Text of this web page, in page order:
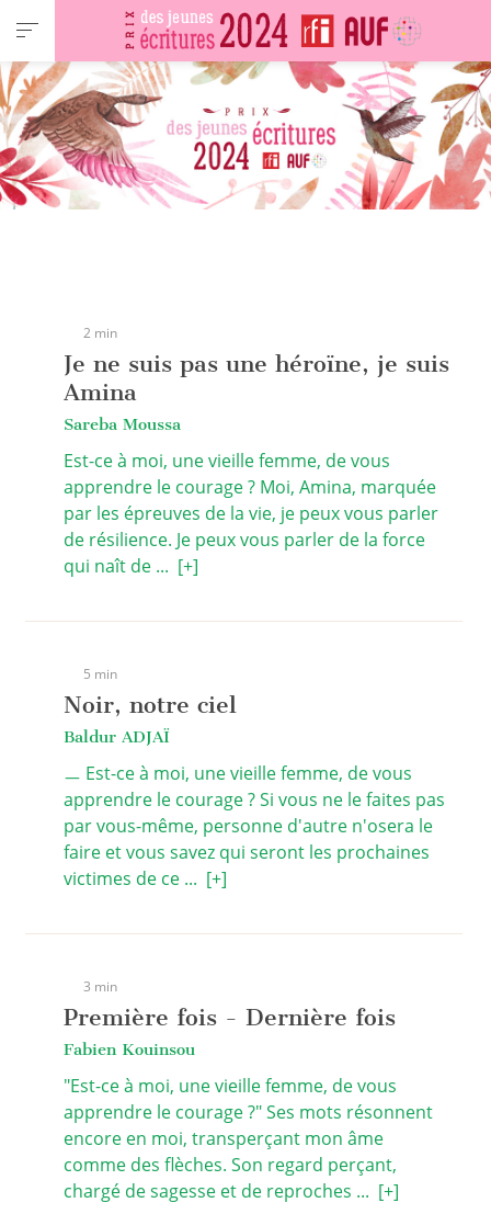
Panneau de gestion des cookies
2 min
Je ne suis pas une héroïne, je suis
Amina
Sareba Moussa
Est-ce à moi, une vieille femme, de vous
apprendre le courage ? Moi, Amina, marquée
par les épreuves de la vie, je peux vous parler
de résilience. Je peux vous parler de la force
qui naît de ... [+]
5 min
Noir, notre ciel
Baldur ADJAÏ
ㅡ Est-ce à moi, une vieille femme, de vous
apprendre le courage ? Si vous ne le faites pas
par vous-même, personne d'autre n'osera le
faire et vous savez qui seront les prochaines
victimes de ce ... [+]
3 min
Première fois - Dernière fois
Fabien Kouinsou
"Est-ce à moi, une vieille femme, de vous
apprendre le courage ?" Ses mots résonnent
encore en moi, transperçant mon âme
comme des flèches. Son regard perçant,
chargé de sagesse et de reproches ... [+]